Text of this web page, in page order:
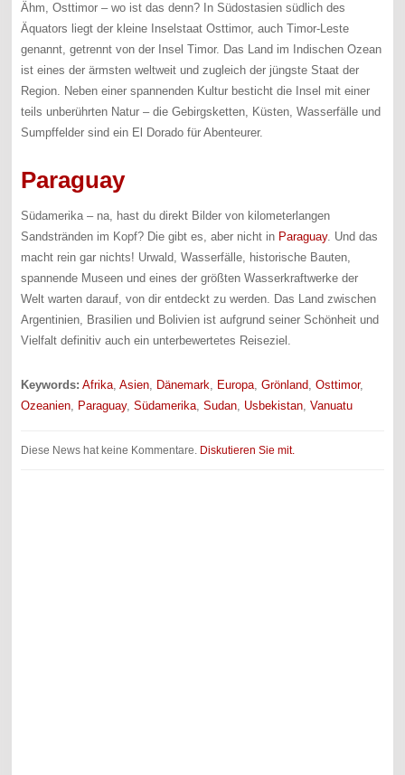
Ähm, Osttimor – wo ist das denn? In Südostasien südlich des
Äquators liegt der kleine Inselstaat Osttimor, auch Timor-Leste
genannt, getrennt von der Insel Timor. Das Land im Indischen Ozean
ist eines der ärmsten weltweit und zugleich der jüngste Staat der
Region. Neben einer spannenden Kultur besticht die Insel mit einer
teils unberührten Natur – die Gebirgsketten, Küsten, Wasserfälle und
Sumpffelder sind ein El Dorado für Abenteurer.
Paraguay
Südamerika – na, hast du direkt Bilder von kilometerlangen
Sandstränden im Kopf? Die gibt es, aber nicht in Paraguay. Und das
macht rein gar nichts! Urwald, Wasserfälle, historische Bauten,
spannende Museen und eines der größten Wasserkraftwerke der
Welt warten darauf, von dir entdeckt zu werden. Das Land zwischen
Argentinien, Brasilien und Bolivien ist aufgrund seiner Schönheit und
Vielfalt definitiv auch ein unterbewertetes Reiseziel.
Keywords: Afrika,Asien, Dänemark, Europa,Grönland,Osttimor,
Ozeanien, Paraguay,Südamerika,Sudan, Usbekistan,Vanuatu
Diese News hat keine Kommentare. Diskutieren Sie mit.